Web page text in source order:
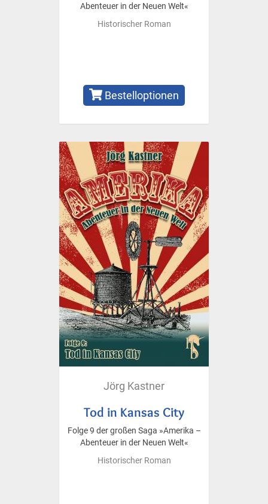
Abenteuer in der Neuen Welt«
Historischer Roman
Bestelloptionen
Jörg Kastner
Tod in Kansas City
Folge 9 der großen Saga »Amerika –
Abenteuer in der Neuen Welt«
Historischer Roman